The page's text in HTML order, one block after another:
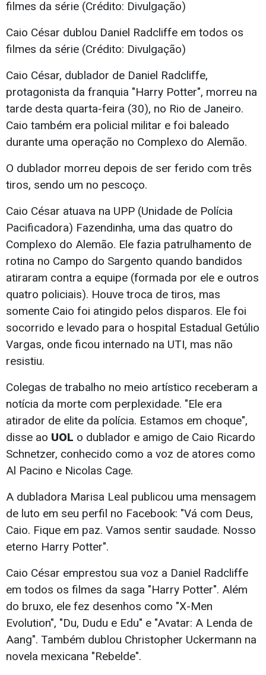
Caio César dublou Daniel Radcliffe em todos os
filmes da série (Crédito: Divulgação)
Caio César, dublador de Daniel Radcliffe,
protagonista da franquia "Harry Potter", morreu na
tarde desta quarta-feira (30), no Rio de Janeiro.
Caio também era policial militar e foi baleado
durante uma operação no Complexo do Alemão.
O dublador morreu depois de ser ferido com três
tiros, sendo um no pescoço.
Caio César atuava na UPP (Unidade de Polícia
Pacificadora) Fazendinha, uma das quatro do
Complexo do Alemão. Ele fazia patrulhamento de
rotina no Campo do Sargento quando bandidos
atiraram contra a equipe (formada por ele e outros
quatro policiais). Houve troca de tiros, mas
somente Caio foi atingido pelos disparos. Ele foi
socorrido e levado para o hospital Estadual Getúlio
Vargas, onde ficou internado na UTI, mas não
resistiu.
Colegas de trabalho no meio artístico receberam a
notícia da morte com perplexidade. "Ele era
atirador de elite da polícia. Estamos em choque",
disse ao UOL o dublador e amigo de Caio Ricardo
Schnetzer, conhecido como a voz de atores como
Al Pacino e Nicolas Cage.
A dubladora Marisa Leal publicou uma mensagem
de luto em seu perfil no Facebook: "Vá com Deus,
Caio. Fique em paz. Vamos sentir saudade. Nosso
eterno Harry Potter".
Caio César emprestou sua voz a Daniel Radcliffe
em todos os filmes da saga "Harry Potter". Além
do bruxo, ele fez desenhos como "X-Men
Evolution", "Du, Dudu e Edu" e "Avatar: A Lenda de
Aang". Também dublou Christopher Uckermann na
novela mexicana "Rebelde".